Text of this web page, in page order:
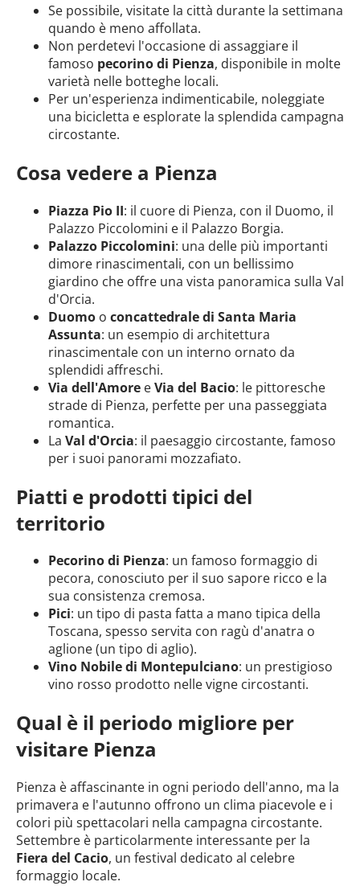
Se possibile, visitate la città durante la settimana
quando è meno affollata.
Non perdetevi l'occasione di assaggiare il
famoso pecorino di Pienza, disponibile in molte
varietà nelle botteghe locali.
Per un'esperienza indimenticabile, noleggiate
una bicicletta e esplorate la splendida campagna
circostante.
Cosa vedere a Pienza
Piazza Pio II: il cuore di Pienza, con il Duomo, il
Palazzo Piccolomini e il Palazzo Borgia.
Palazzo Piccolomini: una delle più importanti
dimore rinascimentali, con un bellissimo
giardino che offre una vista panoramica sulla Val
d'Orcia.
Duomo o concattedrale di Santa Maria
Assunta: un esempio di architettura
rinascimentale con un interno ornato da
splendidi affreschi.
Via dell'Amore eVia del Bacio: le pittoresche
strade di Pienza, perfette per una passeggiata
romantica.
La Val d'Orcia: il paesaggio circostante, famoso
per i suoi panorami mozzafiato.
Piatti e prodotti tipici del
territorio
Pecorino di Pienza: un famoso formaggio di
pecora, conosciuto per il suo sapore ricco e la
sua consistenza cremosa.
Pici: un tipo di pasta fatta a mano tipica della
Toscana, spesso servita con ragù d'anatra o
aglione (un tipo di aglio).
Vino Nobile di Montepulciano: un prestigioso
vino rosso prodotto nelle vigne circostanti.
Qual è il periodo migliore per
visitare Pienza
Pienza è affascinante in ogni periodo dell'anno, ma la
primavera e l'autunno offrono un clima piacevole e i
colori più spettacolari nella campagna circostante.
Settembre è particolarmente interessante per la
Fiera del Cacio, un festival dedicato al celebre
formaggio locale.